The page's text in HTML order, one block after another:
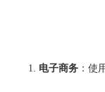
电子商务 ：使